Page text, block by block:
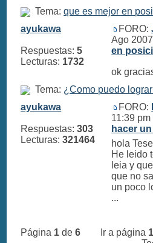
Tema:que es mejor en
ayukawa
Respuestas:5
Lecturas: 1732
FORO:
Ago
en
ok
Tema: ¿Como puedo
ayukawa
Respuestas:303
Lecturas:321464
FORO:
11:39
hacer
hola
He leido
leia y
que no
un poco
...
Página 1de 6 Ir a página 1